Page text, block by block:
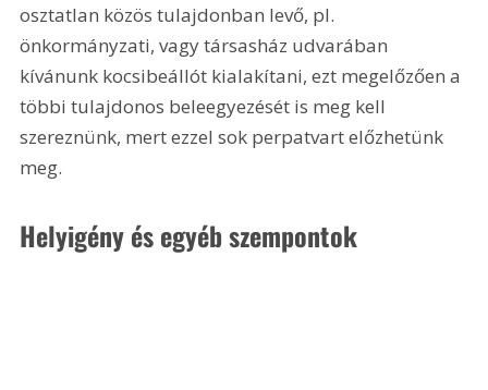
osztatlan közös tulajdonban levő, pl.
önkormányzati, vagy társasház udvarában
kívánunk kocsibeállót kialakítani, ezt megelőzően a
többi tulajdonos beleegyezését is meg kell
szereznünk, mert ezzel sok perpatvart előzhetünk
meg.
Helyigény és egyéb szempontok